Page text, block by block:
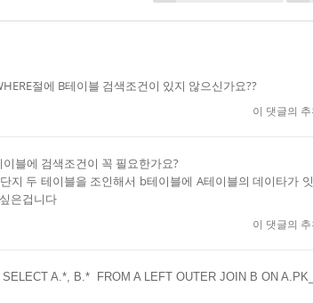
절에 B테이블 검색조건이 있지 않으신가요??
이 댓글의
이블에 검색조건이 꼭 필요한가요?
지 두 테이블을 조인해서 b테이블에 A테이블의 데이타가
은겁니다
이 댓글의
SELECT A.*, B.* FROM A LEFT OUTER JOIN B ON